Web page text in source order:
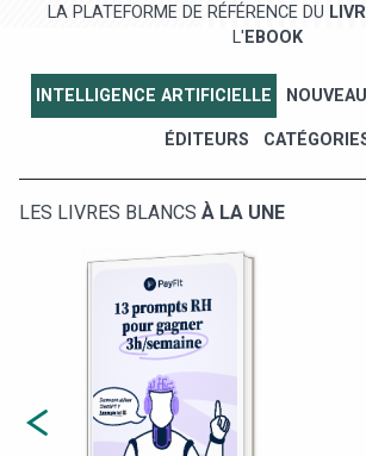
LA PLATEFORME DE RÉFÉRENCE DU
L' EBOOK
INTELLIGENCE ARTIFICIELLE
ÉDITEURS
LES LIVRES BLANCS À LA UNE